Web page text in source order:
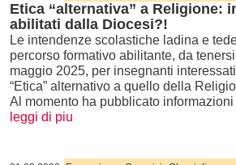
Etica “alternativa” a Religione:
abilitati dalla Diocesi?!
Le intendenze scolastiche ladina e
percorso formativo abilitante, da
maggio 2025, per insegnanti
“Etica” alternativo a quello della
Al momento ha pubblicato
leggi di piu